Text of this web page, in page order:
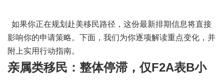
如果你正在规划赴美移民路径，这份最新排期信息将直接
影响你的申请策略。下面，我们为你逐项解读重点变化，并
附上实用行动指南。
亲属类移民：整体停滞，仅F2A表B小